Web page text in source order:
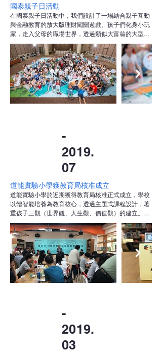
國泰親子日活動
在國泰親子日活動中，我們設計了一場結合親子互動
與金融教育的放大版理財闖關遊戲。孩子們化身小玩
家，走入父母的職場世界，透過類似大富翁的大型桌
遊，體驗職業選擇、購屋置產、儲蓄理財與投資風險
等情境。活動中，孩子們在遊戲中學習金錢觀念與決
策能力，也更加理解父母的工作內容與經濟責任，實
踐寓教於樂的金融素養教育。
-
2019.
07
道能實驗小學獲教育局核准成立
道能實驗小學於近期獲得教育局核准正式成立，學校
以體智能培養為教育核心，透過主題式課程設計，著
重孩子三觀（世界觀、人生觀、價值觀）的建立。課
程強調結合理性思維與身心實踐，幫助學生在學習過
程中發展體魄、智力與實踐能力，為未來可能面對的
挑戰與困境奠定堅實基礎。
-
2019.
03